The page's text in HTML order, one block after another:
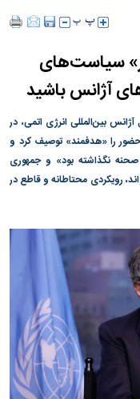
سیاست‌های
آژانس باشید
بین‌المللی انرژی اتمی، در
حضور را «هدفمند» توصیف کرد و
نگذاشته بود» و جمهوری
رویکردی محتاطانه و قاطع در